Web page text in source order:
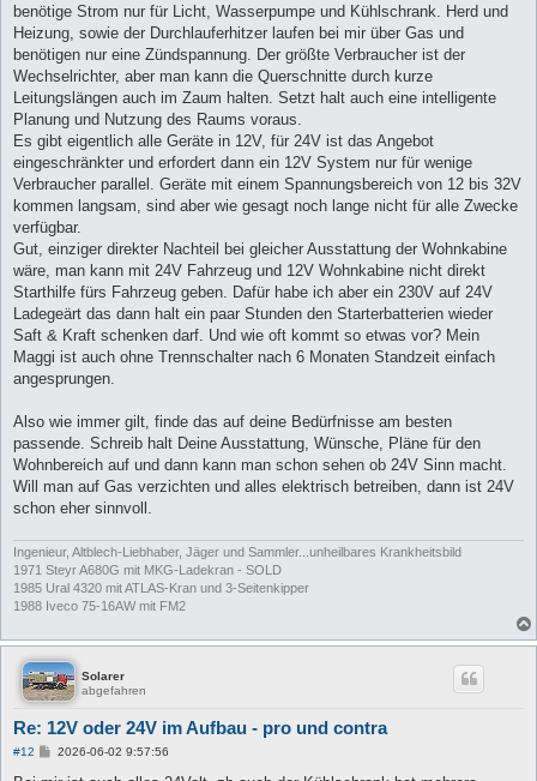
benötige Strom nur für Licht, Wasserpumpe und Kühlschrank. Herd und
Heizung, sowie der Durchlauferhitzer laufen bei mir über Gas und
benötigen nur eine Zündspannung. Der größte Verbraucher ist der
Wechselrichter, aber man kann die Querschnitte durch kurze
Leitungslängen auch im Zaum halten. Setzt halt auch eine intelligente
Planung und Nutzung des Raums voraus.
Es gibt eigentlich alle Geräte in 12V, für 24V ist das Angebot
eingeschränkter und erfordert dann ein 12V System nur für wenige
Verbraucher parallel. Geräte mit einem Spannungsbereich von 12 bis 32V
kommen langsam, sind aber wie gesagt noch lange nicht für alle Zwecke
verfügbar.
Gut, einziger direkter Nachteil bei gleicher Ausstattung der Wohnkabine
wäre, man kann mit 24V Fahrzeug und 12V Wohnkabine nicht direkt
Starthilfe fürs Fahrzeug geben. Dafür habe ich aber ein 230V auf 24V
Ladegeärt das dann halt ein paar Stunden den Starterbatterien wieder
Saft & Kraft schenken darf. Und wie oft kommt so etwas vor? Mein
Maggi ist auch ohne Trennschalter nach 6 Monaten Standzeit einfach
angesprungen.
Also wie immer gilt, finde das auf deine Bedürfnisse am besten
passende. Schreib halt Deine Ausstattung, Wünsche, Pläne für den
Wohnbereich auf und dann kann man schon sehen ob 24V Sinn macht.
Will man auf Gas verzichten und alles elektrisch betreiben, dann ist 24V
schon eher sinnvoll.
Ingenieur, Altblech-Liebhaber, Jäger und Sammler...unheilbares Krankheitsbild
1971 Steyr A680G mit MKG-Ladekran - SOLD
1985 Ural 4320 mit ATLAS-Kran und 3-Seitenkipper
1988 Iveco 75-16AW mit FM2
Solarer
abgefahren
Re: 12V oder 24V im Aufbau - pro und contra
#12
B2026-06-02 9:57:56